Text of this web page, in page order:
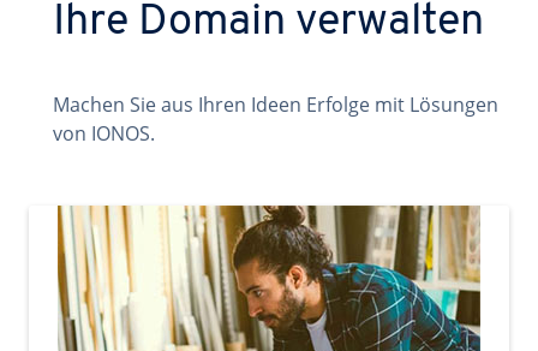
Ihre Domain verwalten
Machen Sie aus Ihren Ideen Erfolge mit Lösungen
von IONOS.